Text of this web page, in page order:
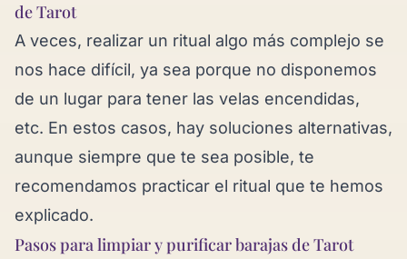
de Tarot
A veces, realizar un ritual algo más complejo se
nos hace difícil, ya sea porque no disponemos
de un lugar para tener las velas encendidas,
etc. En estos casos, hay soluciones alternativas,
aunque siempre que te sea posible, te
recomendamos practicar el ritual que te hemos
explicado.
Pasos para limpiar y purificar barajas de Tarot